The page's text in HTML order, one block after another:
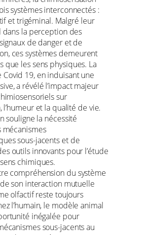
systèmes interconnectés :
et trigéminal. Malgré leur
dans la perception des
de danger et de
ces systèmes demeurent
que les sens physiques. La
19, en induisant une
a révélé l’impact majeur
sur
l’humeur et la qualité de vie.
souligne la nécessité
mécanismes
sous-jacents et de
outils innovants pour l’étude
chimiques.
compréhension du système
son interaction mutuelle
olfactif reste toujours
l’humain, le modèle animal
inégalée pour
sous-jacents au